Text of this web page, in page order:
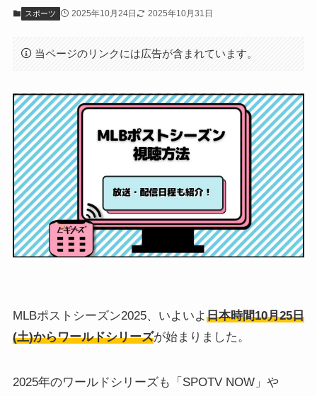
スポーツ 2025年10月24日 2025年10月31日
当ページのリンクには広告が含まれています。
MLBポストシーズン2025、いよいよ 日本時間10月25日
(土)からワールドシリーズが始まりました。
2025年のワールドシリーズも「SPOTV NOW」や